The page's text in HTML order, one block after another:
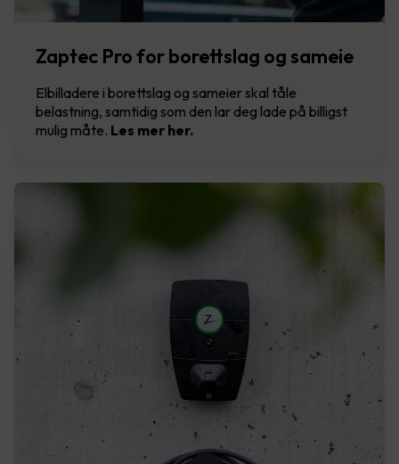
Zaptec Pro for borettslag og sameie
Elbilladere i borettslag og sameier skal tåle
belastning, samtidig som den lar deg lade på billigst
mulig måte. Les mer her.